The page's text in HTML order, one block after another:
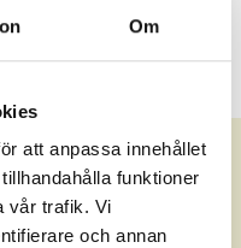
Om
att anpassa innehållet
funktioner
vår trafik. Vi
och annan
till?